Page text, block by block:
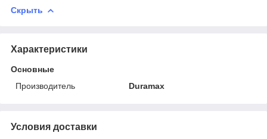
Скрыть
Характеристики
Основные
Производитель
Duramax
Условия доставки